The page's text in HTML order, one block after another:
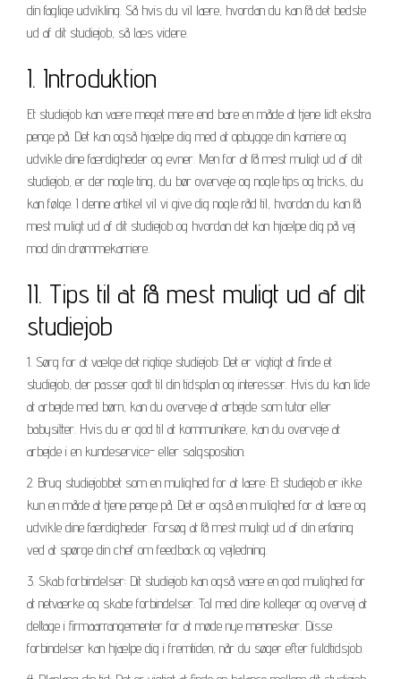
din faglige udvikling. Så hvis du vil lære, hvordan du kan få det bedste
ud af dit studiejob, så læs videre.
I. Introduktion
Et studiejob kan være meget mere end bare en måde at tjene lidt ekstra
penge på. Det kan også hjælpe dig med at opbygge din karriere og
udvikle dine færdigheder og evner. Men for at få mest muligt ud af dit
studiejob, er der nogle ting, du bør overveje og nogle tips og tricks, du
kan følge. I denne artikel vil vi give dig nogle råd til, hvordan du kan få
mest muligt ud af dit studiejob og hvordan det kan hjælpe dig på vej
mod din drømmekarriere.
II. Tips til at få mest muligt ud af dit
studiejob
1. Sørg for at vælge det rigtige studiejob: Det er vigtigt at finde et
studiejob, der passer godt til din tidsplan og interesser. Hvis du kan lide
at arbejde med børn, kan du overveje at arbejde som tutor eller
babysitter. Hvis du er god til at kommunikere, kan du overveje at
arbejde i en kundeservice- eller salgsposition.
2. Brug studiejobbet som en mulighed for at lære: Et studiejob er ikke
kun en måde at tjene penge på. Det er også en mulighed for at lære og
udvikle dine færdigheder. Forsøg at få mest muligt ud af din erfaring
ved at spørge din chef om feedback og vejledning.
3. Skab forbindelser: Dit studiejob kan også være en god mulighed for
at netværke og skabe forbindelser. Tal med dine kolleger og overvej at
deltage i firmaarrangementer for at møde nye mennesker. Disse
forbindelser kan hjælpe dig i fremtiden, når du søger efter fuldtidsjob.